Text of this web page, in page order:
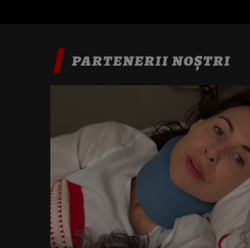
PARTENERII NOȘTRI